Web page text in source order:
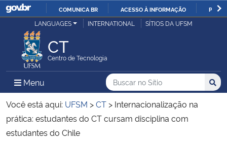
IR
COMUNICA BR ACESSO À INFORMAÇÃO
Ministério da Justiça e Segurança Pública
Ministério da Defesa
Ministério das Relações Exteriores
Ministério da Economia
LANGUAGES INTERNATIONAL SÍTIOS DA UFSM
CT
Centro de Tecnologia
Menu Menu Principal do Sítio
Busca
Buscar no no Sítio
Busca:
Você está aqui: UFSM >CT > Internacionalização na
prática: estudantes do CT cursam disciplina com
estudantes do Chile